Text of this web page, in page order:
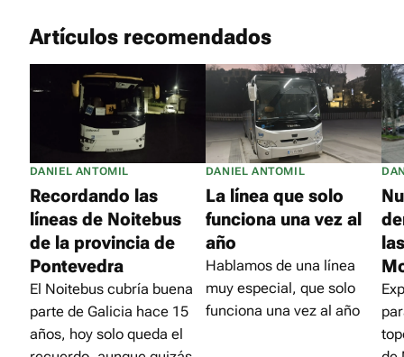
Artículos recomendados
DANIEL ANTOMIL
Recordando las
líneas de Noitebus
de la provincia de
Pontevedra
El Noitebus cubría buena
parte de Galicia hace 15
años, hoy solo queda el
DANIEL ANTOMIL
La línea que solo
funciona una vez al
año
Hablamos de una línea
muy especial, que solo
funciona una vez al año